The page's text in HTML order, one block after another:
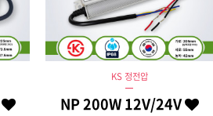
KS 정전압
NP 200W 12V/24V